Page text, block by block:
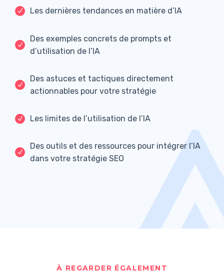
Les dernières tendances en matière d’IA
Des exemples concrets de prompts et
d’utilisation de l’IA
Des astuces et tactiques directement
actionnables pour votre stratégie
Les limites de l’utilisation de l’IA
Des outils et des ressources pour intégrer l’IA
dans votre stratégie SEO
À REGARDER ÉGALEMENT